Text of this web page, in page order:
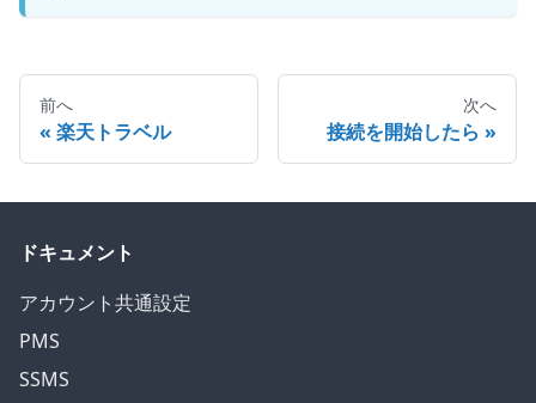
前へ
楽天トラベル
次へ
接続を開始したら
ドキュメント
アカウント共通設定
PMS
SSMS